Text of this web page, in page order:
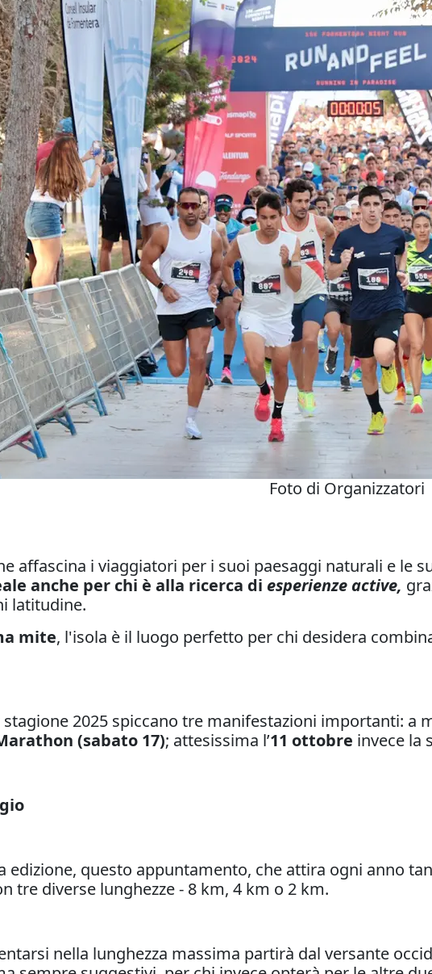
Foto di Organizzatori
affascina i viaggiatori per i suoi paesaggi naturali e le
anche per chi è alla ricerca di esperienze active,
latitudine.
mite, l'isola è il luogo perfetto per chi desidera
stagione 2025 spiccano tre manifestazioni importanti: a
(sabato 17); attesissima l’11 ottobre invece la
edizione, questo appuntamento, che attira ogni anno
tre diverse lunghezze - 8 km, 4 km o 2 km.
nella lunghezza massima partirà dal versante